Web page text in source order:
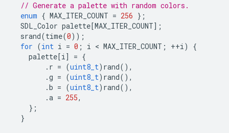
// Generate a palette with random colors.
enum { MAX_ITER_COUNT = 256 };
SDL_Color palette [MAX_ITER_COUNT];
srand(time(0));
for (int i = 0 ; i < MAX_ITER_COUNT ; ++i)
{
palette [i] = {
. r = (uint8_t) rand(),
.g = (uint8_t) rand(),
.b = (uint8_t) rand(),
.a = 255,
};
}